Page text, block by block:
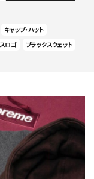
キャップ・ハット
ロゴ ブラックスウェット